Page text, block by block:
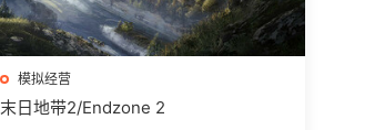
模拟经营
末日地带2/Endzone 2